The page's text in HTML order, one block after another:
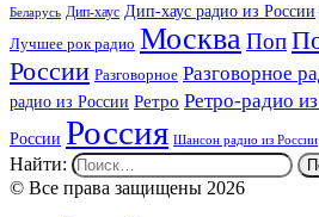
Беларусь Дип-хаус Дип-хаус радио из России
Лучшее рок радио МоскваПоп
России Разговорное Разговорное
радио из России Ретро Ретро-радио
России Россия Шансон радио из России
Найти:
© Все права защищены 2026